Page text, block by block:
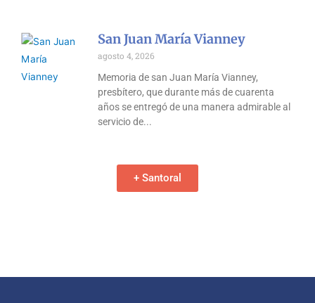
San Juan María Vianney
agosto 4, 2026
Memoria de san Juan María Vianney,
presbítero, que durante más de cuarenta
años se entregó de una manera admirable al
servicio de
+ Santoral